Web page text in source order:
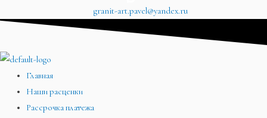
granit-art.pavel@yandex.ru
Главная
Наши расценки
Рассрочка платежа